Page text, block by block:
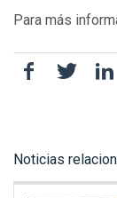
Para más
FacebookTwitter
Noticias